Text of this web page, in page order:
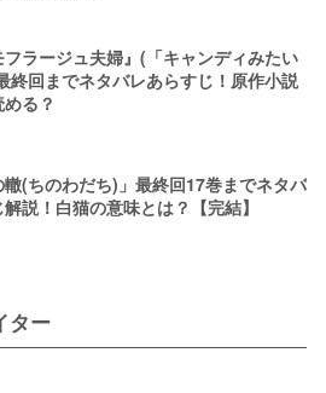
ラージュ夫婦』(「キャンディみたい
回までネタバレあらすじ！原作小説
る？
(ちのわだち)」最終回17巻までネタバ
説！白猫の意味とは？【完結】
ター